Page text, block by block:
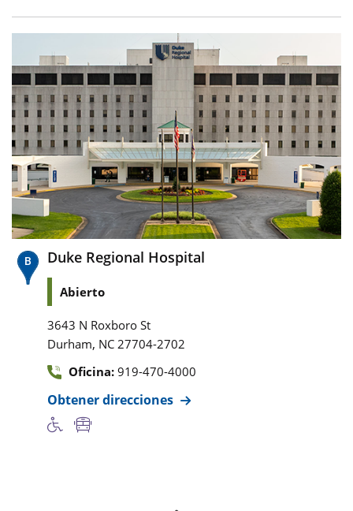
Duke Regional Hospital
Abierto
3643 N Roxboro St
Durham, NC 27704-2702
Oficina: 919-470-4000
Obtener direcciones